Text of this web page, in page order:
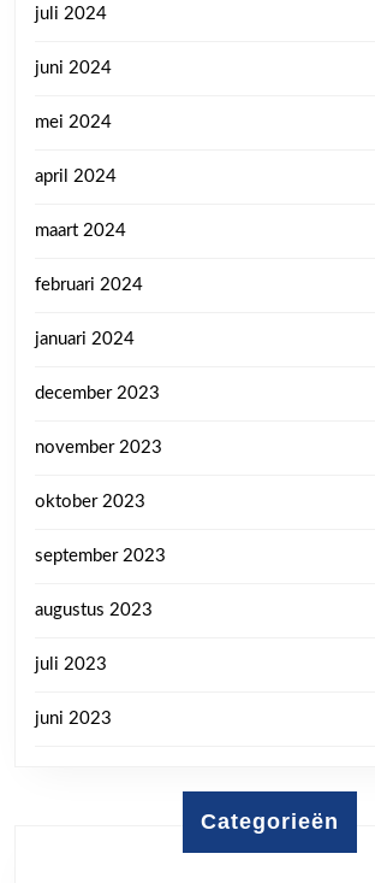
juli 2024
juni 2024
mei 2024
april 2024
maart 2024
februari 2024
januari 2024
december 2023
november 2023
oktober 2023
september 2023
augustus 2023
juli 2023
juni 2023
Categorieën